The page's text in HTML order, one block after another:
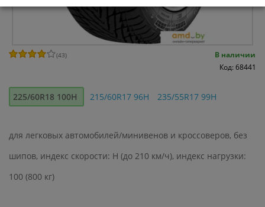
(43)
В наличии
Код: 68441
225/60R18 100H 215/60R17 96H 235/55R17 99H
для легковых автомобилей/минивенов и кроссоверов, без
шипов, индекс скорости: H (до 210 км/ч), индекс нагрузки:
100 (800 кг)